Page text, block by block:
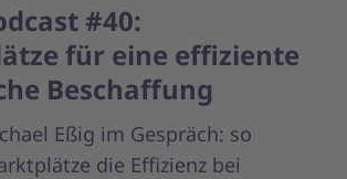
#40:
für eine effiziente
Beschaffung
Eßig im Gespräch: so
die Effizienz bei